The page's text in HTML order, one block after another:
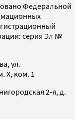
Федеральной
серия Эл №
ул.
X, ком. 1
2-я, д.